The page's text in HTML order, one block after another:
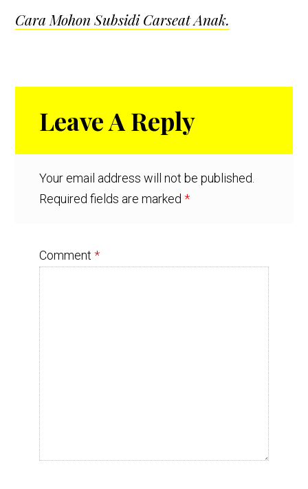
Cara Mohon Subsidi Carseat Anak.
Interactions
Leave A Reply
Your email address will not be published.
Required fields are marked*
Comment*